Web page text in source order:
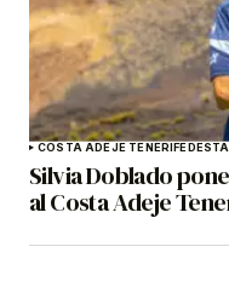
COSTA ADEJE TENERIFE
Silvia Doblado
al Costa Adeje